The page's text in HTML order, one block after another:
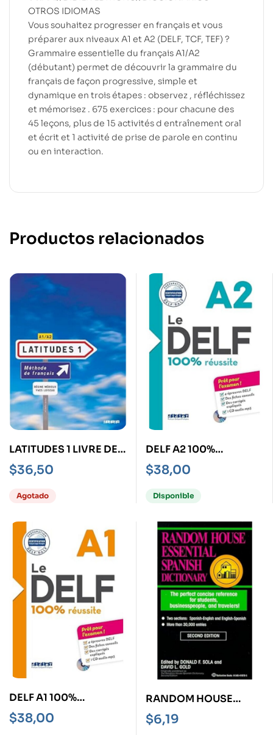
OTROS IDIOMAS
Vous souhaitez progresser en français et vous
préparer aux niveaux A1 et A2 (DELF, TCF, TEF) ?
Grammaire essentielle du français A1/A2
(débutant) permet de découvrir la grammaire du
français de façon progressive, simple et
dynamique en trois étapes : observez , réfléchissez
et mémorisez . 675 exercices : pour chacune des
45 leçons, plus de 15 activités d entraînement oral
et écrit et 1 activité de prise de parole en continu
ou en interaction.
Productos relacionados
LATITUDES 1 LIVRE DE
L’ELEVE + CD
$36,50
Agotado
DELF A2 100%
REUSSITE, LE + CD
$38,00
Disponible
DELF A1 100%
REUSSITE, LE + CD
$38,00
RANDOM HOUSE
ESSENTIAL SPANISH
DICTIONARY SECOND
$6,19